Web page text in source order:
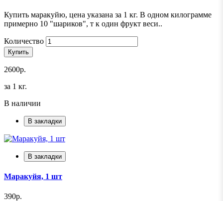
Купить маракуйю, цена указана за 1 кг. В одном килограмме
примерно 10 "шариков", т к один фрукт веси..
Количество
Купить
2600р.
за 1 кг.
В наличии
В закладки
В закладки
Маракуйя, 1 шт
390р.